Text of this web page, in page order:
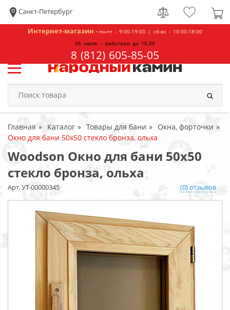
Санкт-Петербург
Интернет-магазин - пн-пт - 9:00-19:00 | сб-вс - 10:00-18:00
06 июля. - работаем до 18.00
8 (812) 605-85-05
Главная Каталог Товары для бани
Окна, форточки
Окно для бани 50х50 стекло бронза, ольха
Woodson Окно для бани 50х50
стекло бронза, ольха
Арт. УТ-00000345 (0) отзывов